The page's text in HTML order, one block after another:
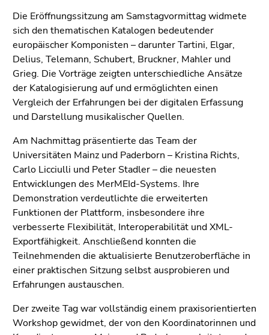
Die Eröffnungssitzung am Samstagvormittag widmete
sich den thematischen Katalogen bedeutender
europäischer Komponisten – darunter Tartini, Elgar,
Delius, Telemann, Schubert, Bruckner, Mahler und
Grieg. Die Vorträge zeigten unterschiedliche Ansätze
der Katalogisierung auf und ermöglichten einen
Vergleich der Erfahrungen bei der digitalen Erfassung
und Darstellung musikalischer Quellen.
Am Nachmittag präsentierte das Team der
Universitäten Mainz und Paderborn – Kristina Richts,
Carlo Licciulli und Peter Stadler – die neuesten
Entwicklungen des MerMEId-Systems. Ihre
Demonstration verdeutlichte die erweiterten
Funktionen der Plattform, insbesondere ihre
verbesserte Flexibilität, Interoperabilität und XML-
Exportfähigkeit. Anschließend konnten die
Teilnehmenden die aktualisierte Benutzeroberfläche in
einer praktischen Sitzung selbst ausprobieren und
Erfahrungen austauschen.
Der zweite Tag war vollständig einem praxisorientierten
Workshop gewidmet, der von den Koordinatorinnen und